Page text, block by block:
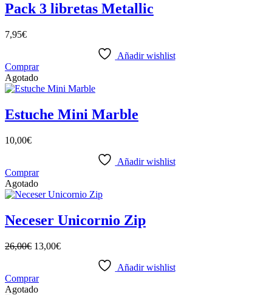
Pack 3 libretas Metallic
7,95€
Añadir wishlist
Comprar
Agotado
Estuche Mini Marble
10,00€
Añadir wishlist
Comprar
Agotado
Neceser Unicornio Zip
26,00€ 13,00€
Añadir wishlist
Comprar
Agotado